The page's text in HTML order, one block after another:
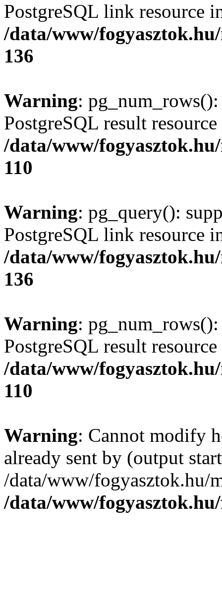
PostgreSQL link resource
/data/www/
136
Warning:
PostgreSQL result
/data/www/
110
Warning: pg_query():
PostgreSQL link resource
/data/www/
136
Warning:
PostgreSQL result
/data/www/
110
Warning: Cannot modify
already sent by (output
/data/www/fogyasztok.hu/
/data/www/